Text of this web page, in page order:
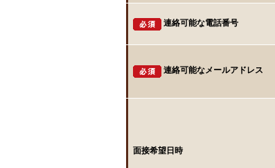
連絡可能な電話番号
連絡可能なメールアドレス
面接希望日時